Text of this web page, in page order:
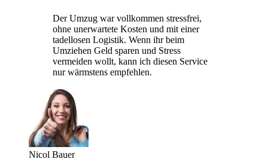
Der Umzug war vollkommen stressfrei,
ohne unerwartete Kosten und mit einer
tadellosen Logistik. Wenn ihr beim
Umziehen Geld sparen und Stress
vermeiden wollt, kann ich diesen Service
nur wärmstens empfehlen.
Nicol Bauer